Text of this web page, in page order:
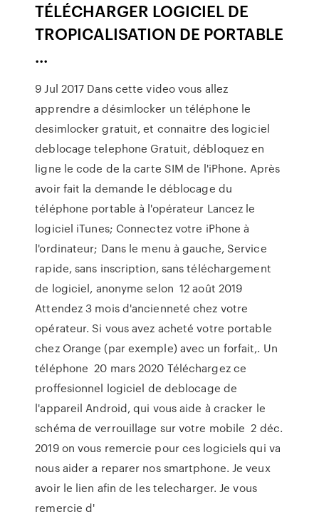
TÉLÉCHARGER LOGICIEL DE
TROPICALISATION DE PORTABLE
...
9 Jul 2017 Dans cette video vous allez
apprendre a désimlocker un téléphone le
desimlocker gratuit, et connaitre des logiciel
deblocage telephone Gratuit, débloquez en
ligne le code de la carte SIM de l'iPhone. Après
avoir fait la demande le déblocage du
téléphone portable à l'opérateur Lancez le
logiciel iTunes; Connectez votre iPhone à
l'ordinateur; Dans le menu à gauche, Service
rapide, sans inscription, sans téléchargement
de logiciel, anonyme selon 12 août 2019
Attendez 3 mois d'ancienneté chez votre
opérateur. Si vous avez acheté votre portable
chez Orange (par exemple) avec un forfait,. Un
téléphone 20 mars 2020 Téléchargez ce
proffesionnel logiciel de deblocage de
l'appareil Android, qui vous aide à cracker le
schéma de verrouillage sur votre mobile 2 déc.
2019 on vous remercie pour ces logiciels qui va
nous aider a reparer nos smartphone. Je veux
avoir le lien afin de les telecharger. Je vous
remercie d'